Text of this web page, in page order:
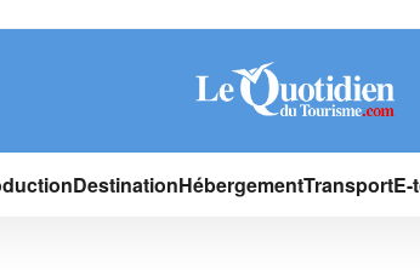
DestinationHébergementTransportE-